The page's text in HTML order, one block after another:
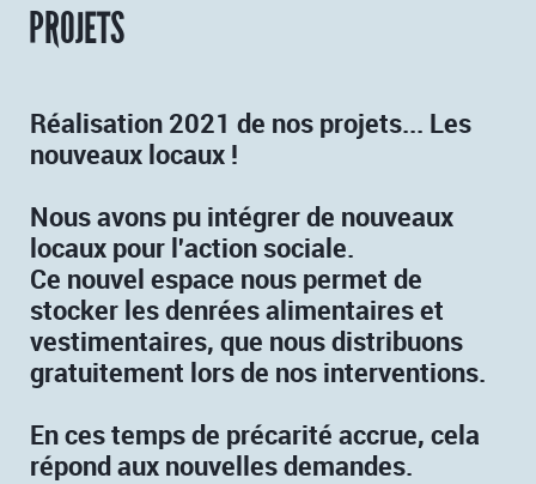
PROJETS
​Réalisation 2021 de nos projets... Les
nouveaux locaux !
​Nous avons pu ​intégrer de nouveaux
locaux pour l'action sociale.
Ce nouvel espace nous permet de
stocker les denrées alimentaires et
vestimentaires, que nous distribuons
gratuitement lors de nos interventions.
​En ces temps de précarité accrue, cela
répond aux nouvelles demandes.